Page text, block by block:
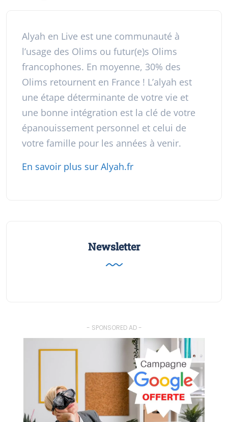
Alyah en Live est une communauté à
l’usage des Olims ou futur(e)s Olims
francophones. En moyenne, 30% des
Olims retournent en France ! L’alyah est
une étape déterminante de votre vie et
une bonne intégration est la clé de votre
épanouissement personnel et celui de
votre famille pour les années à venir.
En savoir plus sur Alyah.fr
Newsletter
- SPONSORED AD -